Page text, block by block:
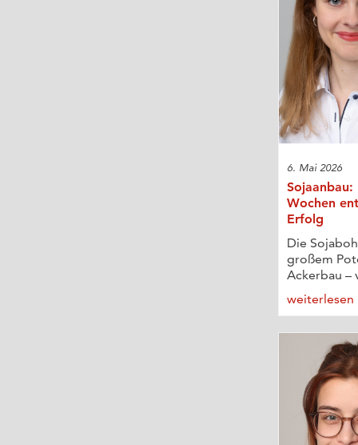
6. Mai 2026
Wochen
Erfolg
Die
großem
Ackerbau –
weiterlesen